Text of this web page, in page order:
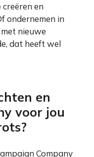
en
ondernemen in
nieuwe
dat heeft wel
en
voor jou
Company